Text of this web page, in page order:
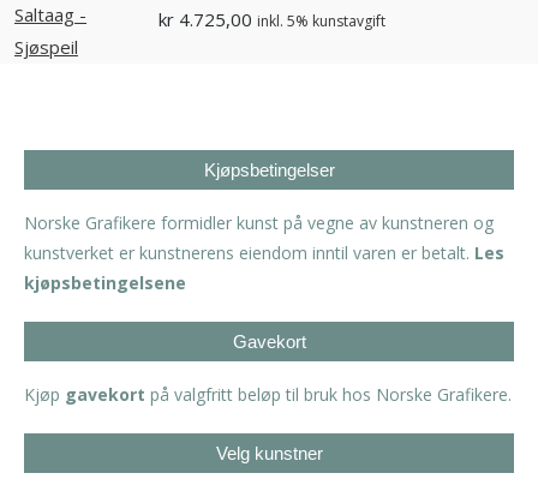
kr 4.725,00 inkl. 5% kunstavgift
Kjøpsbetingelser
Norske Grafikere formidler kunst på vegne av kunstneren og
kunstverket er kunstnerens eiendom inntil varen er betalt. Les
kjøpsbetingelsene
Gavekort
Kjøp gavekort på valgfritt beløp til bruk hos Norske Grafikere.
Velg kunstner